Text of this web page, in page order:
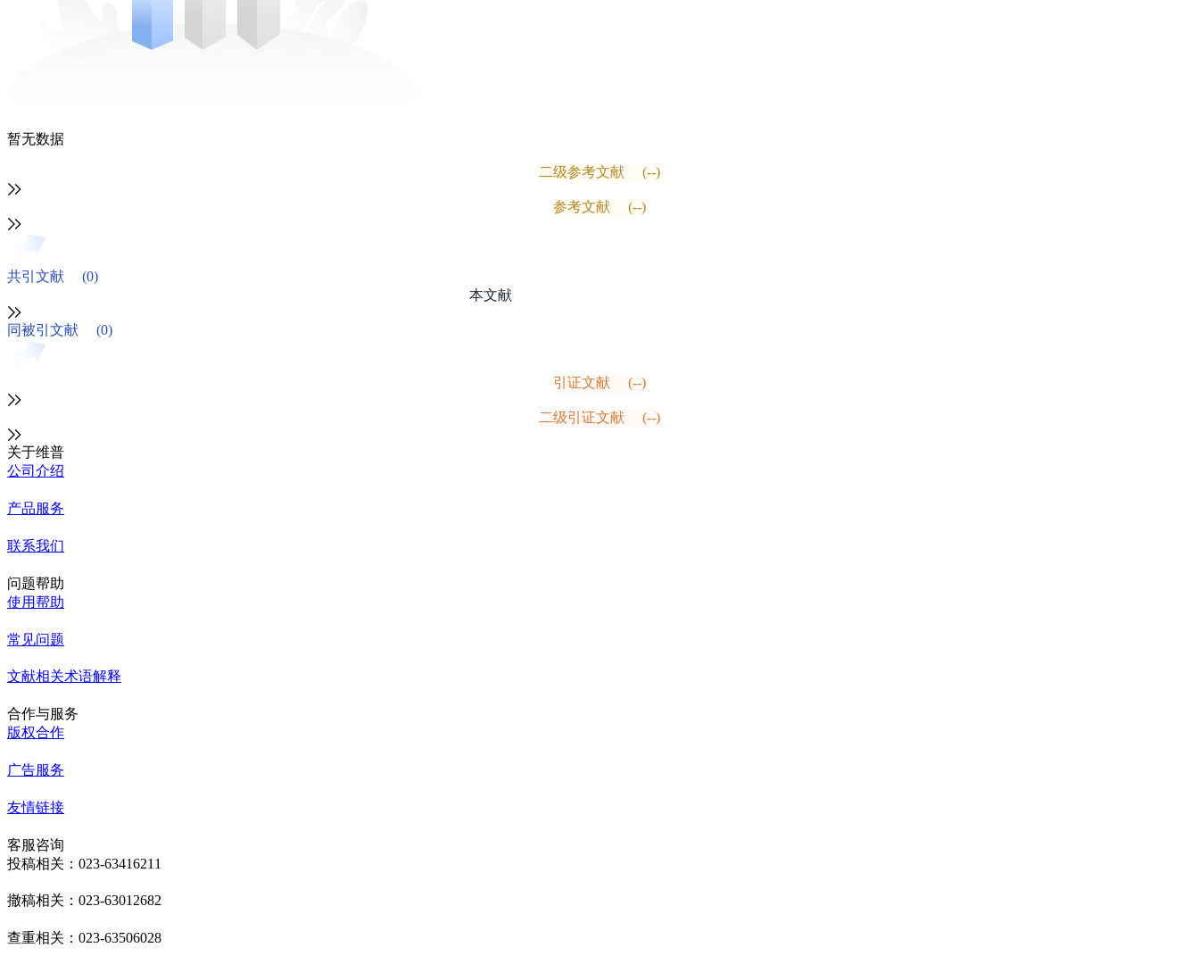
暂无数据
二级参考文献 (--)
参考文献 (--)
共引文献
(0)
本文献
同被引文献 (0)
引证文献 (--)
二级引证文献 (--)
关于维普
公司介绍
产品服务
联系我们
问题帮助
使用帮助
常见问题
文献相关术语解释
合作与服务
版权合作
广告服务
友情链接
客服咨询
投稿相关：023-63416211
撤稿相关：023-63012682
查重相关：023-63506028